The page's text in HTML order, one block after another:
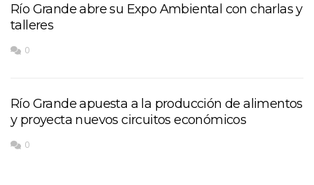
Río Grande abre su Expo Ambiental con charlas y
talleres
0
Río Grande apuesta a la producción de alimentos
y proyecta nuevos circuitos económicos
0